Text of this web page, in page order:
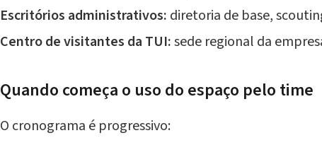
Escritórios administrativos: diretoria de base,
Centro de visitantes da TUI:sede regional da
Quando começa o uso do espaço pelo time
O cronograma é progressivo: